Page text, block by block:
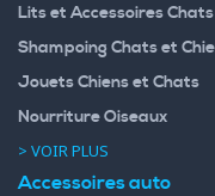
Lits et Accessoires
Shampoing Chats et
Jouets Chiens et Chats
Nourriture Oiseaux
> VOIR PLUS
Accessoires auto